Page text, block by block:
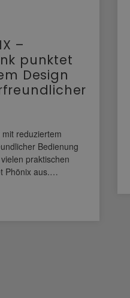
–
punktet
Design
reduziertem
Bedienung
praktischen
Phönix aus.…